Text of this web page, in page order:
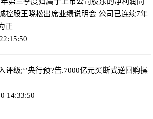
控股王晓松出席业绩说明会 公司已连续7年
正
评级;‘’央行预?告.7000亿元买断式逆回购操
14:33:50